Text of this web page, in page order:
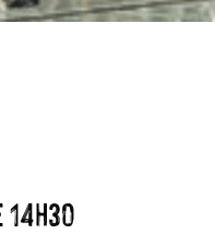
14H30